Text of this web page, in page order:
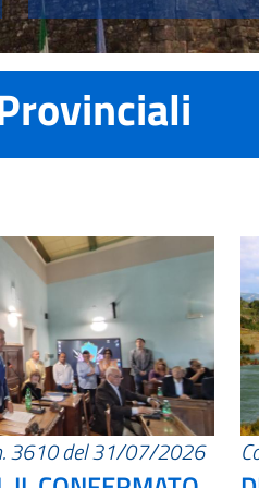
3610 del 31/07/2026